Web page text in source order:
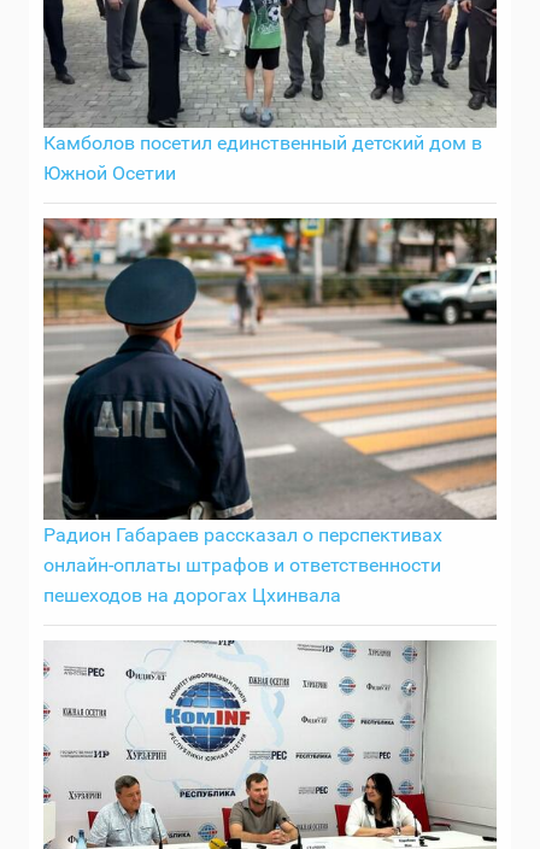
Камболов посетил единственный детский дом в
Южной Осетии
Радион Габараев рассказал о перспективах
онлайн-оплаты штрафов и ответственности
пешеходов на дорогах Цхинвала